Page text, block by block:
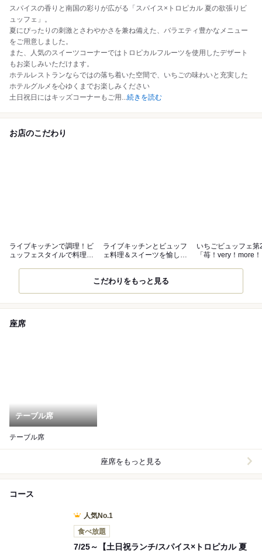
スパイスの香りと南国の彩りが広がる「スパイス×トロピカル 夏の欲張りビ
ュッフェ」。
夏にぴったりの刺激とさわやかさを兼ね備えた、バラエティ豊かなメニュー
をご用意しました。
また、人気のスイーツコーナーではトロピカルフルーツを使用したデザート
もお楽しみいただけます。
ホテルレストランならではの落ち着いた空間で、いちごの味わいと充実した
ホテルグルメを心ゆくまでお楽しみください
土日祝日にはキッズコーナーもご用...続きを読む
お店のこだわり
ライブキッチンで調理！ビ
ュッフェスタイルで料理も
ライブキッチンとビュッフ
ェ料理＆スイーツを愉しむ
いちごビュッフェ第
「苺！very！more
こだわりをもっと見る
座席
テーブル席
テーブル席
座席をもっと見る
コース
人気No.1
食べ放題
7/25～【土日祝ランチ/スパイス×トロピカル 夏